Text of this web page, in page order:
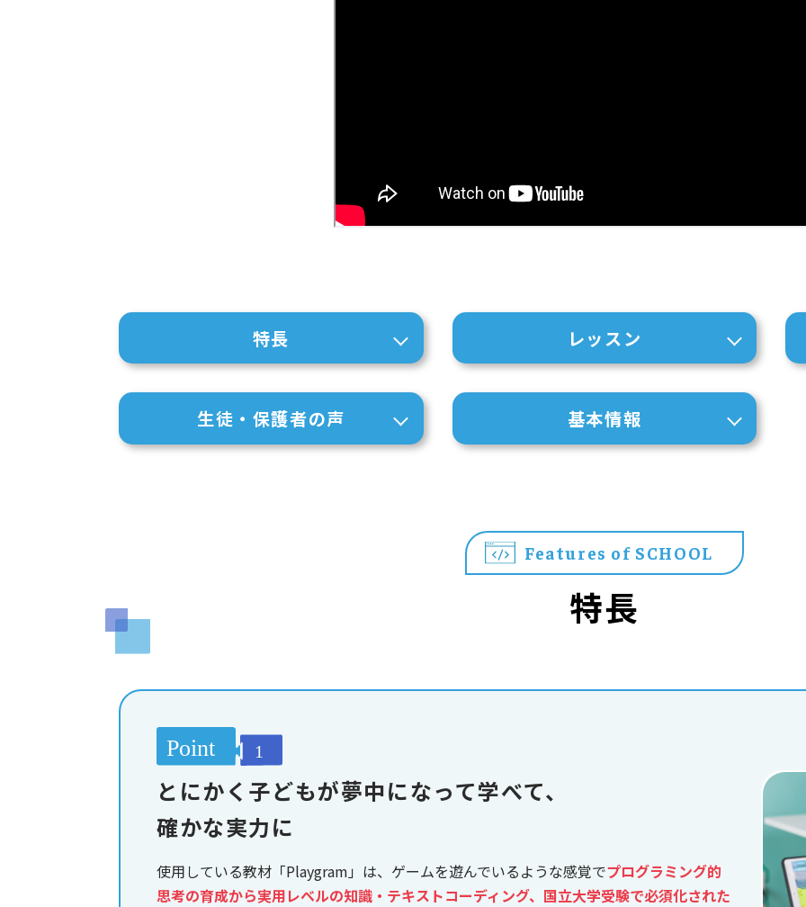
特長 レッスン
生徒・保護者の声 基本情報
Features of SCHOOL
特長
とにかく子どもが夢中になって学べて、
確かな実力に
使用している教材「Playgram」は、ゲームを遊んでいるような感覚でプログラミング的
思考の育成から実用レベルの知識・テキストコーディング、国立大学受験で必須化された